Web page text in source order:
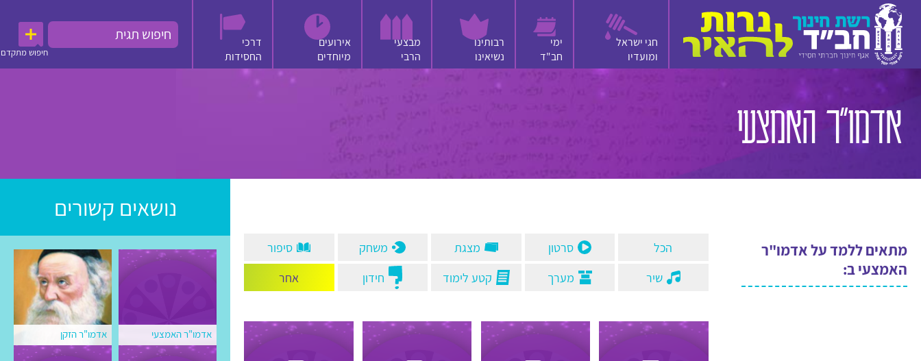
חגי ישראל
ומועדיו
ימי
חב"ד
רבותינו
נשיאינו
מבצעי
הרבי
אירועים
מיוחדים
דרכי
החסידות
חיפוש מתקדם
שיר אחר
אדמו"ר האמצעי
מתאים ללמד על אדמו"ר
האמצעי ב:
הכל סרטון מצגת משחק
סיפור
שיר
מערך קטע לימוד חידון אחר
נושאים קשורים
אדמו"ר האמצעי אדמו"ר הזקן